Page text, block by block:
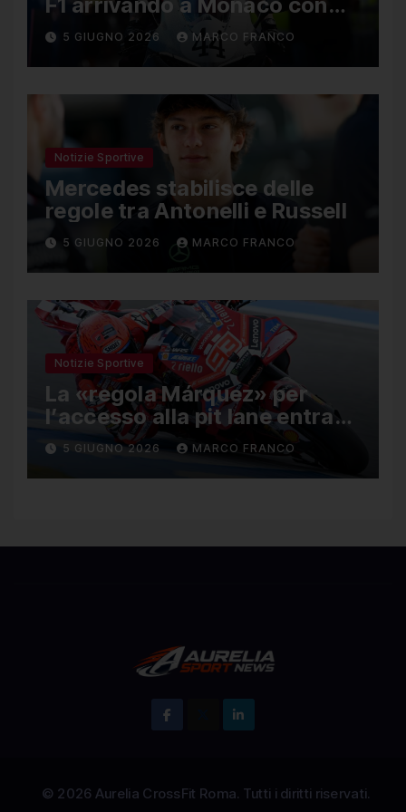
una Ducati in edizione
limitata
5 GIUGNO 2026 MARCO FRANCO
Notizie Sportive
Mercedes stabilisce delle
regole tra Antonelli e Russell
5 GIUGNO 2026 MARCO FRANCO
Notizie Sportive
La «regola Márquez» per
l’accesso alla pit lane entra
ufficialmente a far parte del
regolamento della MotoGP
5 GIUGNO 2026 MARCO FRANCO